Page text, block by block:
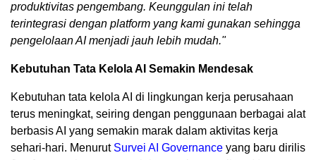
produktivitas pengembang. Keunggulan ini telah
terintegrasi dengan platform yang kami gunakan sehingga
pengelolaan AI menjadi jauh lebih mudah."
Kebutuhan Tata Kelola AI Semakin Mendesak
Kebutuhan tata kelola AI di lingkungan kerja perusahaan
terus meningkat, seiring dengan penggunaan berbagai alat
berbasis AI yang semakin marak dalam aktivitas kerja
sehari-hari. Menurut Survei AI Governance yang baru dirilis